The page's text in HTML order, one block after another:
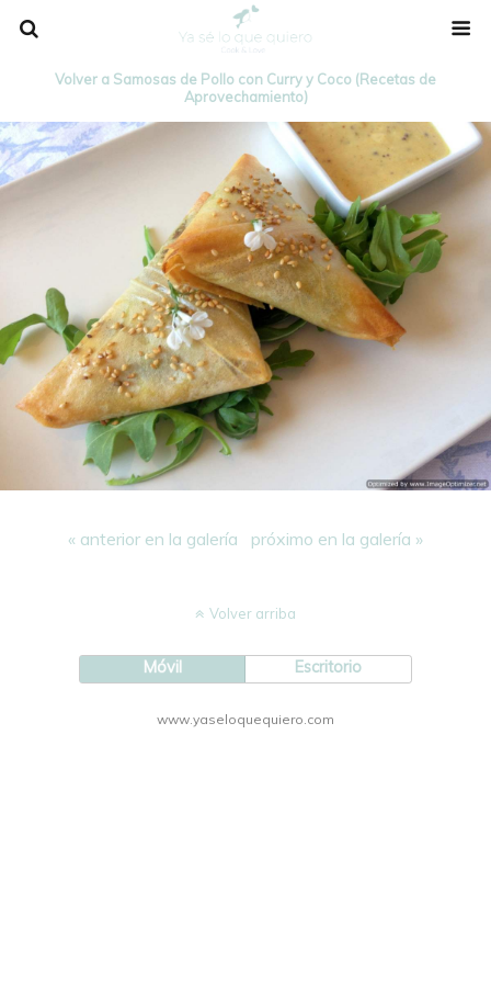
Volver a Samosas de Pollo con Curry y Coco (Recetas de
Aprovechamiento)
« anterior en la galería próximo en la galería »
Volver arriba
Móvil Escritorio
www.yaseloquequiero.com